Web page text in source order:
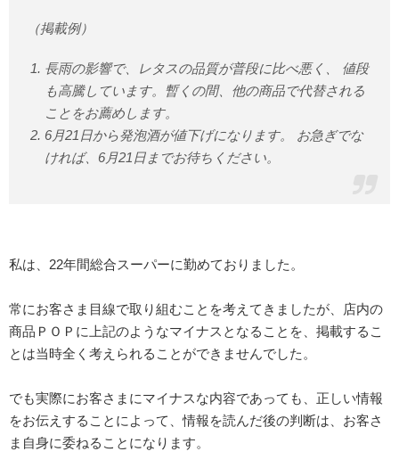
（掲載例）
長雨の影響で、レタスの品質が普段に比べ悪く、 値段
も高騰しています。暫くの間、他の商品で代替される
ことをお薦めします。
6月21日から発泡酒が値下げになります。 お急ぎでな
ければ、6月21日までお待ちください。
私は、22年間総合スーパーに勤めておりました。
常にお客さま目線で取り組むことを考えてきましたが、店内の
商品ＰＯＰに上記のようなマイナスとなることを、掲載するこ
とは当時全く考えられることができませんでした。
でも実際にお客さまにマイナスな内容であっても、正しい情報
をお伝えすることによって、情報を読んだ後の判断は、お客さ
ま自身に委ねることになります。